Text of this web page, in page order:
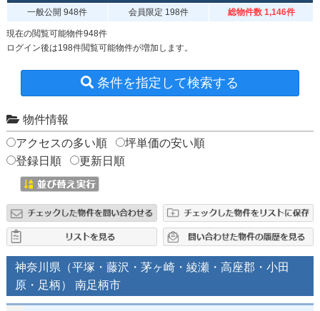
一般公開 948件 会員限定 198件 総物件数 1,146件
現在の閲覧可能物件948件
ログイン後は198件閲覧可能物件が増加します。
条件を指定して検索する
物件情報
アクセスの多い順
坪単価の安い順
登録日順
更新日順
神奈川県（平塚・藤沢・茅ヶ崎・綾瀬・高座郡・小田
原・足柄） 南足柄市